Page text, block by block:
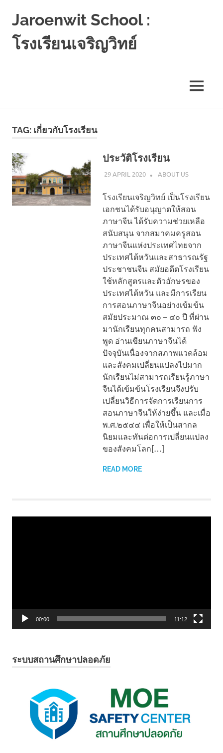
Jaroenwit School :
โรงเรียนเจริญวิทย์
MENU
TAG: เกี่ยวกับโรงเรียน
ประวัติโรงเรียน
29 APRIL 2020 NAPASS
ABOUT US
โรงเรียนเจริญวิทย์ เป็นโรงเรียน
เอกชนได้รับอนุญาตให้สอน
ภาษาจีน ได้รับความช่วยเหลือ
สนับสนุน จากสมาคมครูสอน
ภาษาจีนแห่งประเทศไทยจาก
ประเทศไต้หวันและสาธารณรัฐ
ประชาชนจีน สมัยอดีตโรงเรียน
ใช้หลักสูตรและตัวอักษรของ
ประเทศไต้หวัน และมีการเรียน
การสอนภาษาจีนอย่างเข้มข้น
สมัยประมาณ ๓๐ – ๔๐ ปี ที่ผ่าน
มานักเรียนทุกคนสามารถ ฟัง
พูด อ่านเขียนภาษาจีนได้
ปัจจุบันเนื่องจากสภาพแวดล้อม
และสังคมเปลี่ยนแปลงไปมาก
นักเรียนไม่สามารถเรียนรู้ภาษา
จีนได้เข้มข้นโรงเรียนจึงปรับ
เปลี่ยนวิธีการจัดการเรียนการ
สอนภาษาจีนให้ง่ายขึ้น และเมื่อ
พ.ศ.๒๕๔๔ เพื่อให้เป็นสากล
นิยมและทันต่อการเปลี่ยนแปลง
ของสังคมโลก[…]
READ MORE
00:00 11:12
ระบบสถานศึกษาปลอดภัย